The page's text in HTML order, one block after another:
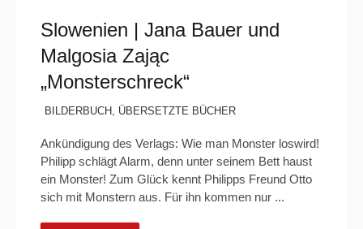
Slowenien | Jana Bauer und
Malgosia Zając
„Monsterschreck“
BILDERBUCH , ÜBERSETZTE BÜCHER
Ankündigung des Verlags: Wie man Monster loswird!
Philipp schlägt Alarm, denn unter seinem Bett haust
ein Monster! Zum Glück kennt Philipps Freund Otto
sich mit Monstern aus. Für ihn kommen nur ...